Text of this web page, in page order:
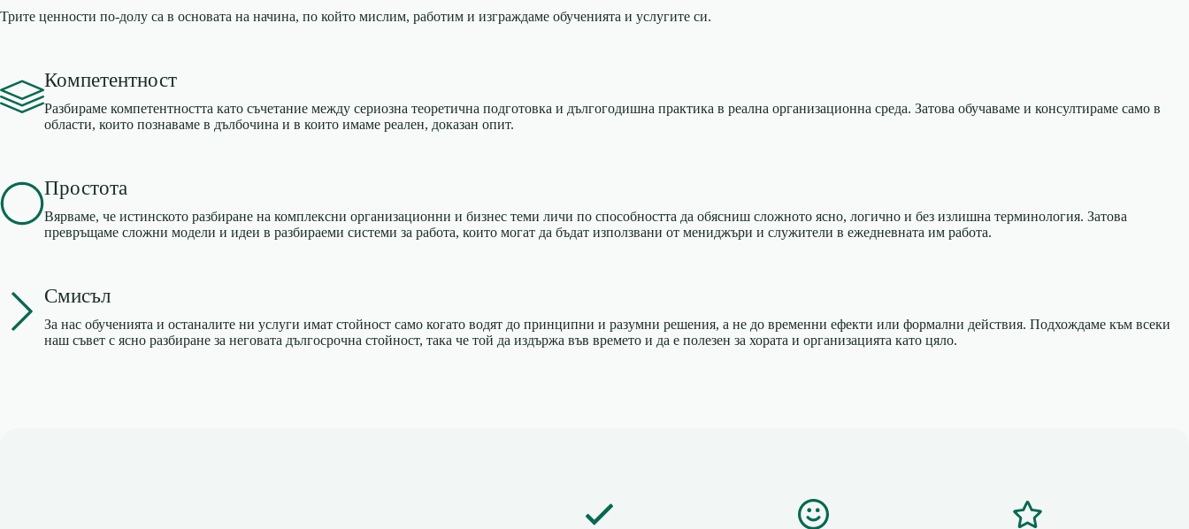
Трите ценности по-долу са в основата на начина, по който мислим, работим и изграждаме обученията и услугите си.
Компетентност
Разбираме компетентността като съчетание между сериозна теоретична подготовка и дългогодишна практика в реална организационна среда. Затова обучаваме и консултираме само в
области, които познаваме в дълбочина и в които имаме реален, доказан опит.
Простота
Вярваме, че истинското разбиране на комплексни организационни и бизнес теми личи по способността да обясниш сложното ясно, логично и без излишна терминология. Затова
превръщаме сложни модели и идеи в разбираеми системи за работа, които могат да бъдат използвани от мениджъри и служители в ежедневната им работа.
Смисъл
За нас обученията и останалите ни услуги имат стойност само когато водят до принципни и разумни решения, а не до временни ефекти или формални действия. Подхождаме към всеки
наш съвет с ясно разбиране за неговата дългосрочна стойност, така че той да издържа във времето и да е полезен за хората и организацията като цяло.